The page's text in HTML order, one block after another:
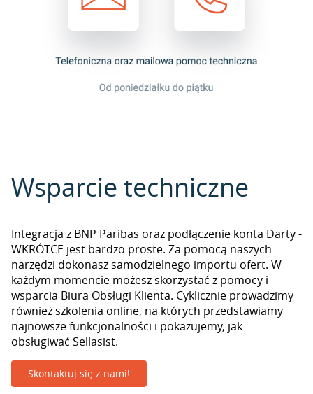
Wsparcie techniczne
Integracja z BNP Paribas oraz podłączenie konta Darty -
WKRÓTCE jest bardzo proste. Za pomocą naszych
narzędzi dokonasz samodzielnego importu ofert. W
każdym momencie możesz skorzystać z pomocy i
wsparcia Biura Obsługi Klienta. Cyklicznie prowadzimy
również szkolenia online, na których przedstawiamy
najnowsze funkcjonalności i pokazujemy, jak
obsługiwać Sellasist.
Skontaktuj się z nami!